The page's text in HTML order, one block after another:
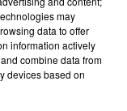
ÉTAIT CRIMINEL
may
data to offer
information actively
combine data from
devices based on